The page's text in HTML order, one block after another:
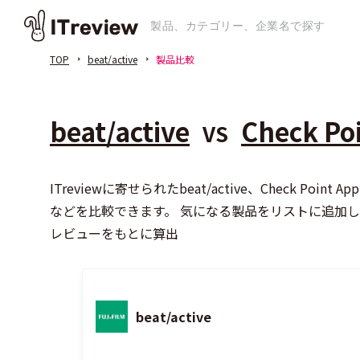
TOP beat/active 製品比較
beat/active VS Check
ITreviewに寄せられたbeat/active、Check Point
などを比較できます。 気になる製品をリストに追加
レビューをもとに算出
beat/active